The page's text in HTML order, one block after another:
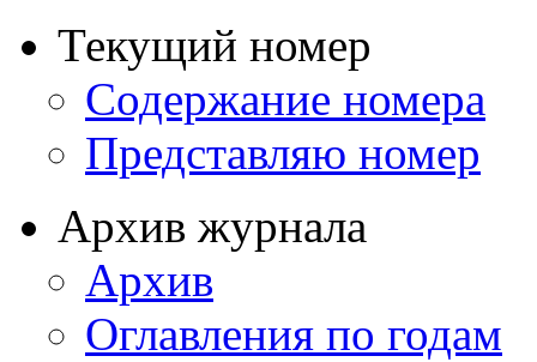
Текущий номер
Содержание номера
Представляю номер
Архив журнала
Архив
Оглавления по годам